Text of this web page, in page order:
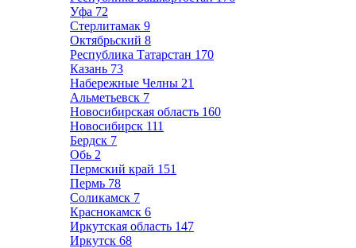
Уфа 72
Стерлитамак 9
Октябрьский 8
Республика Татарстан 170
Казань 73
Набережные Челны 21
Альметьевск 7
Новосибирская область 160
Новосибирск 111
Бердск 7
Обь 2
Пермский край 151
Пермь 78
Соликамск 7
Краснокамск 6
Иркутская область 147
Иркутск 68